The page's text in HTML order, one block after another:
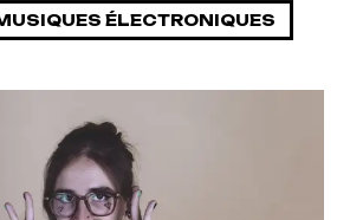
ÉLECTRONIQUES